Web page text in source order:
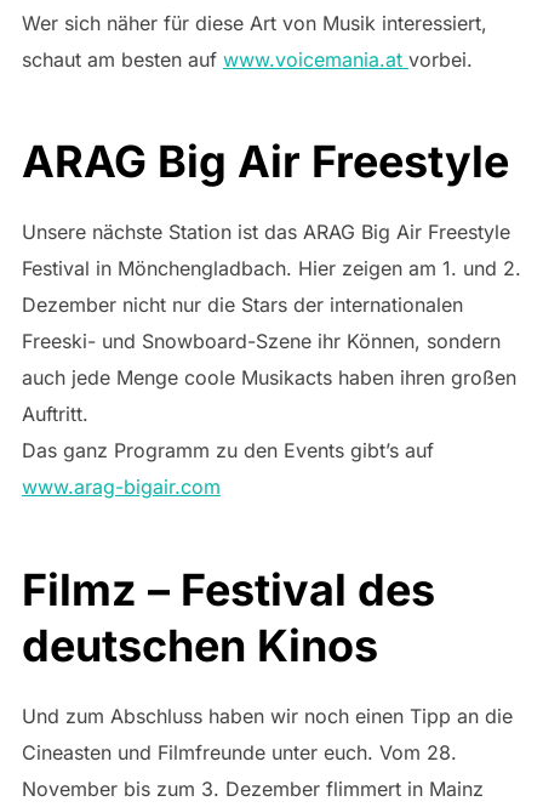
Wer sich näher für diese Art von Musik interessiert,
schaut am besten auf www.voicemania.at vorbei.
ARAG Big Air Freestyle
Unsere nächste Station ist das ARAG Big Air Freestyle
Festival in Mönchengladbach. Hier zeigen am 1. und 2.
Dezember nicht nur die Stars der internationalen
Freeski- und Snowboard-Szene ihr Können, sondern
auch jede Menge coole Musikacts haben ihren großen
Auftritt.
Das ganz Programm zu den Events gibt’s auf
www.arag-bigair.com
Filmz – Festival des
deutschen Kinos
Und zum Abschluss haben wir noch einen Tipp an die
Cineasten und Filmfreunde unter euch. Vom 28.
November bis zum 3. Dezember flimmert in Mainz